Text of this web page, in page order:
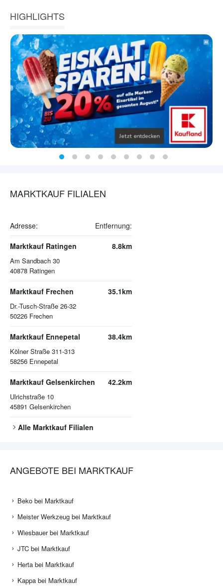
HIGHLIGHTS
MARKTKAUF FILIALEN
Adresse: Entfernung:
Marktkauf Ratingen
Am Sandbach 30
40878 Ratingen
8.8km
Marktkauf Frechen
Dr.-Tusch-Straße 26-32
50226 Frechen
35.1km
Marktkauf Ennepetal
Kölner Straße 311-313
58256 Ennepetal
38.4km
Marktkauf Gelsenkirchen
Ulrichstraße 10
45891 Gelsenkirchen
42.2km
Alle Marktkauf Filialen
ANGEBOTE BEI MARKTKAUF
Beko bei Marktkauf
Meister Werkzeug bei Marktkauf
Wiesbauer bei Marktkauf
JTC bei Marktkauf
Herta bei Marktkauf
Kappa bei Marktkauf